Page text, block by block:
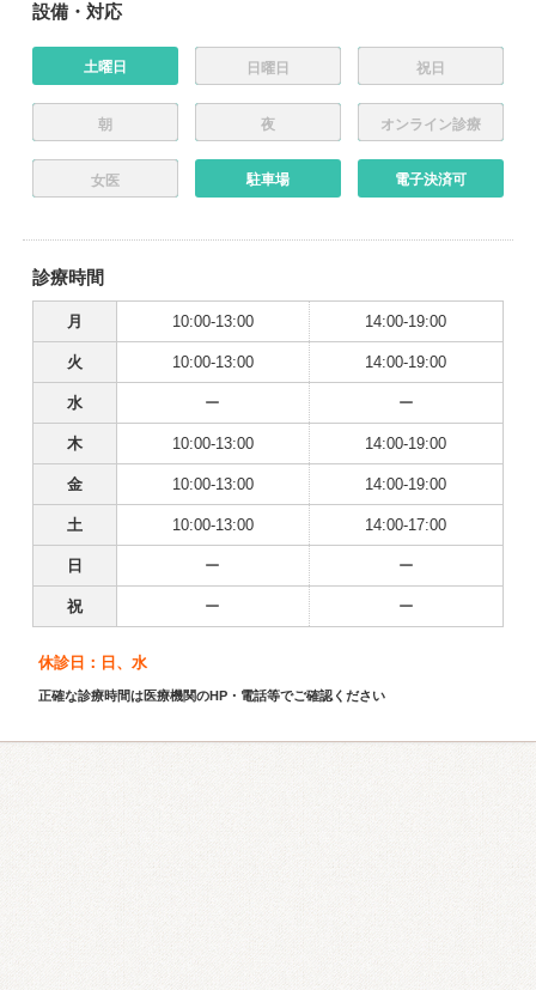
設備・対応
土曜日 日曜日 祝日
朝 夜 オンライン診療
女医 駐車場 電子決済可
診療時間
月 10:00-13:00 14:00-19:00
火 10:00-13:00 14:00-19:00
水 ー ー
木 10:00-13:00 14:00-19:00
金 10:00-13:00 14:00-19:00
土 10:00-13:00 14:00-17:00
日 ー ー
祝 ー ー
休診日：日、水
正確な診療時間は医療機関のHP・電話等でご確認ください